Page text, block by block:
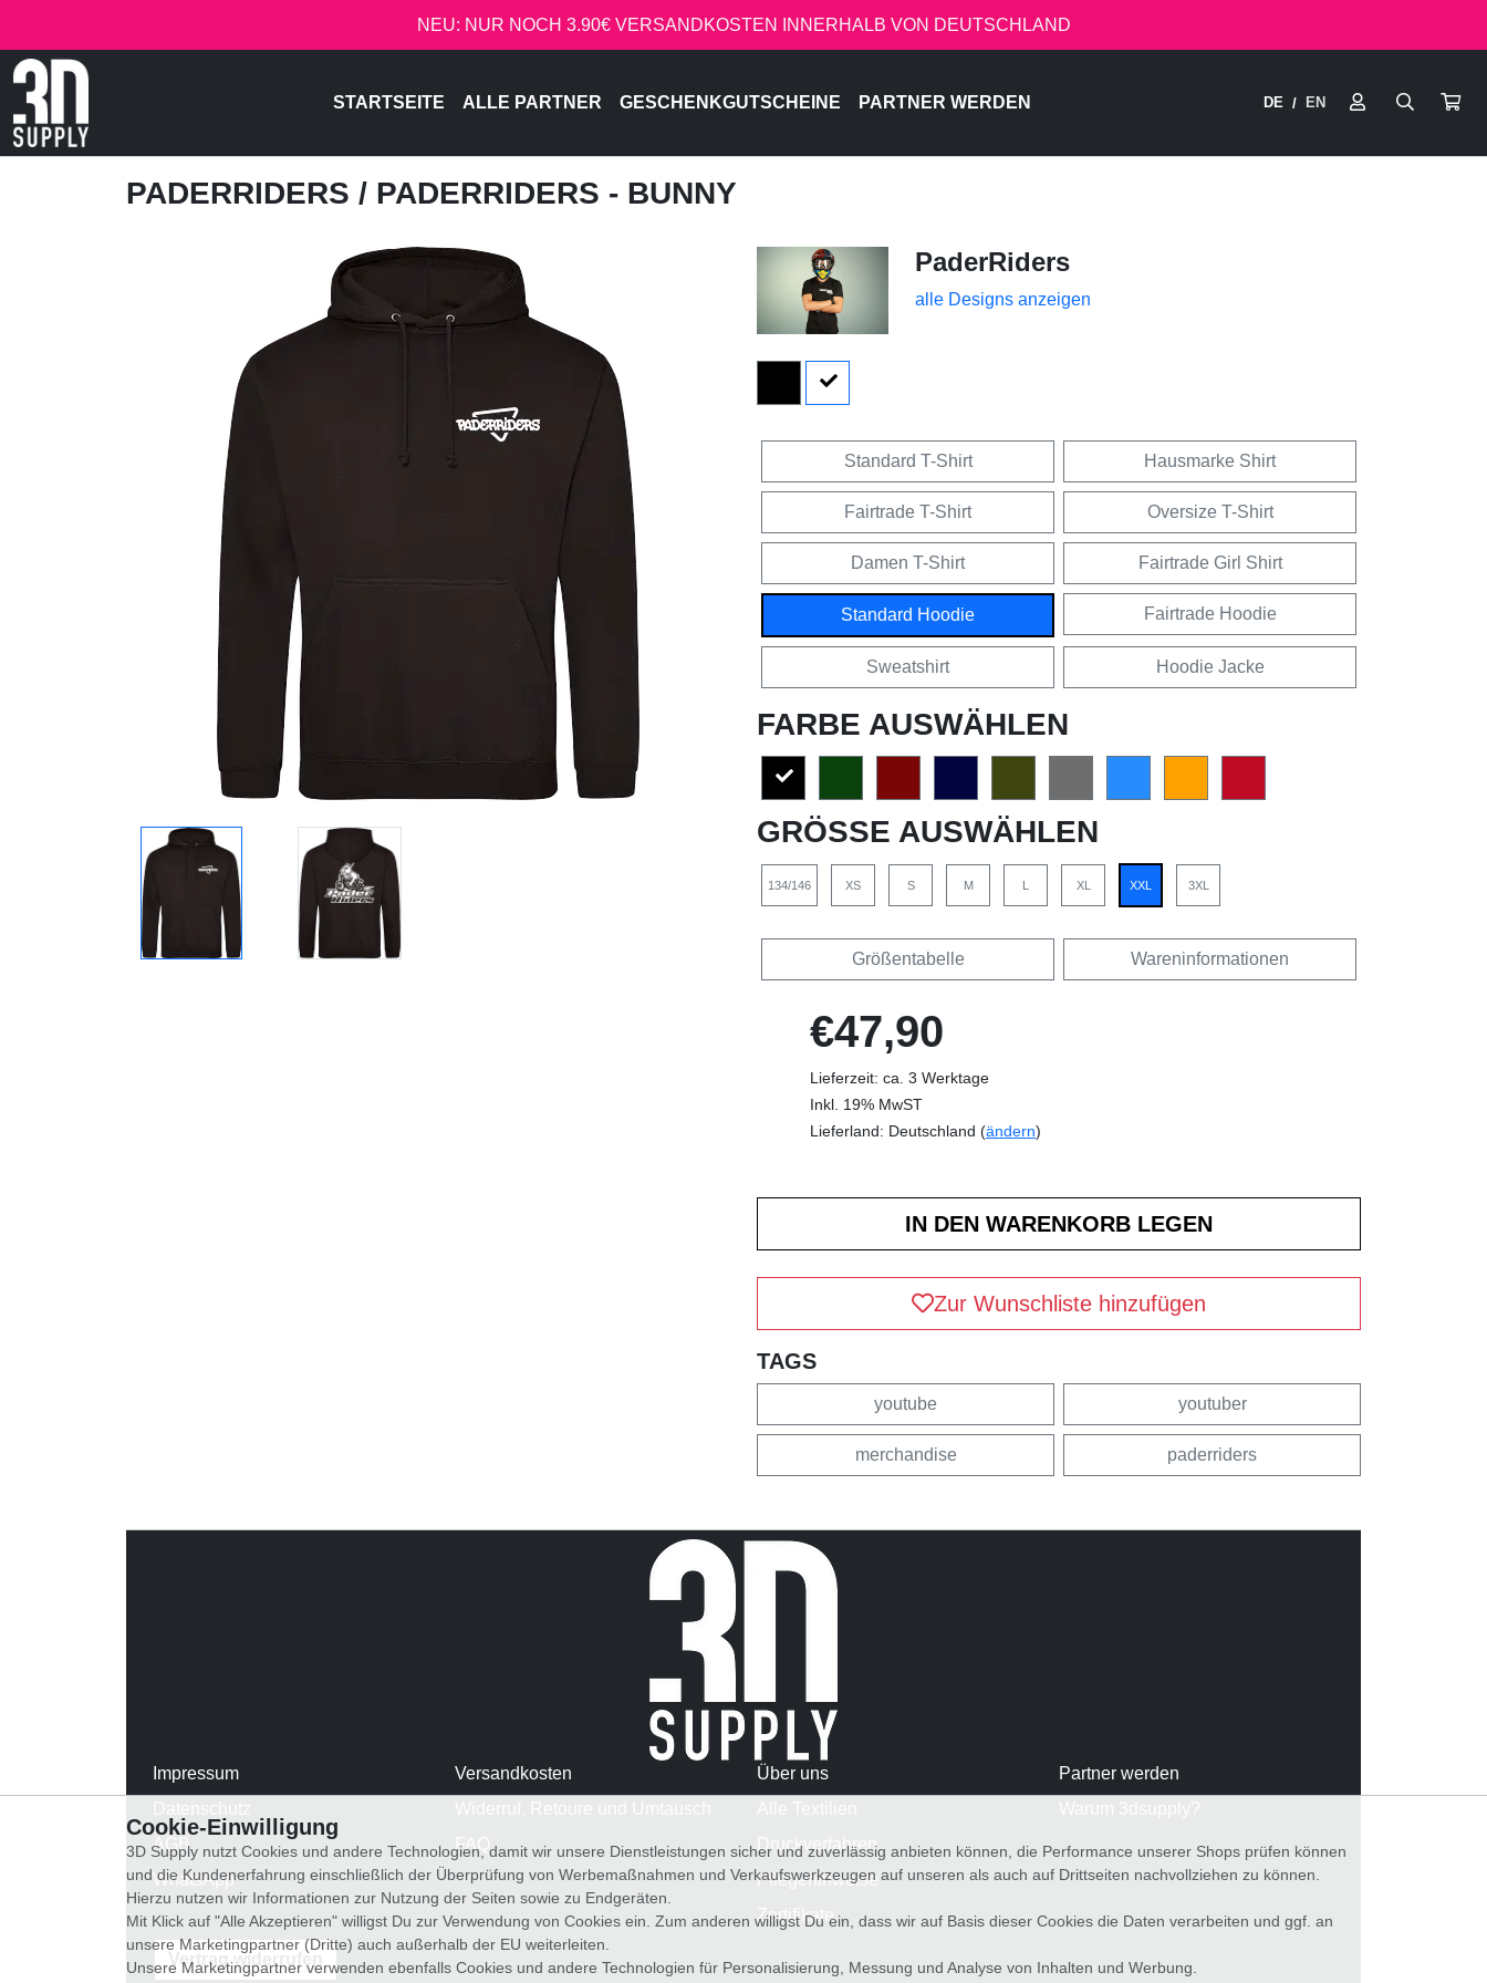
NEU: NUR NOCH 3.90€ VERSANDKOSTEN INNERHALB VON DEUTSCHLAND
STARTSEITE ALLE PARTNER GESCHENKGUTSCHEINE PARTNER WERDEN DE / EN
PADERRIDERS / PADERRIDERS - BUNNY
PaderRiders
alle Designs anzeigen
Standard T-Shirt Hausmarke Shirt
Fairtrade T-Shirt Oversize T-Shirt
Damen T-Shirt Fairtrade Girl Shirt
Standard Hoodie Fairtrade Hoodie
Sweatshirt Hoodie Jacke
FARBE AUSWÄHLEN
GRÖSSE AUSWÄHLEN
134/146 XS S M L XL XXL 3XL
Größentabelle Wareninformationen
€47,90
Lieferzeit: ca. 3 Werktage
Inkl. 19% MwST
Lieferland: Deutschland (ändern)
Zur Wunschliste hinzufügen
TAGS
youtube youtuber
merchandise paderriders
Impressum
AGB
WhatsApp
Versandkosten
FAQ
Über uns
Druckverfahren
Pflegehinweise
Zertifikate
Partner werden
Vertrag widerrufen
Cookie-Einwilligung
3D Supply nutzt Cookies und andere Technologien, damit wir unsere Dienstleistungen sicher und zuverlässig anbieten können, die Performance unserer Shops prüfen können
und die Kundenerfahrung einschließlich der Überprüfung von Werbemaßnahmen und Verkaufswerkzeugen auf unseren als auch auf Drittseiten nachvollziehen zu können.
Hierzu nutzen wir Informationen zur Nutzung der Seiten sowie zu Endgeräten.
Mit Klick auf "Alle Akzeptieren" willigst Du zur Verwendung von Cookies ein. Zum anderen willigst Du ein, dass wir auf Basis dieser Cookies die Daten verarbeiten und ggf. an
unsere Marketingpartner (Dritte) auch außerhalb der EU weiterleiten.
Unsere Marketingpartner verwenden ebenfalls Cookies und andere Technologien für Personalisierung, Messung und Analyse von Inhalten und Werbung.